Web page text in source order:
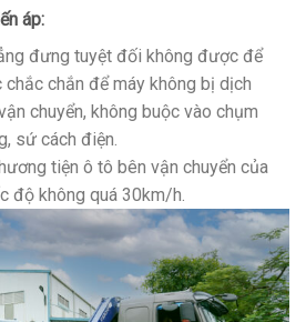
áp:
đưng tuyệt đối không được để
chắc chắn để máy không bị dịch
chuyển, không buộc vào chụm
sứ cách điện.
tiện ô tô bên vận chuyển của
độ không quá 30km/h.